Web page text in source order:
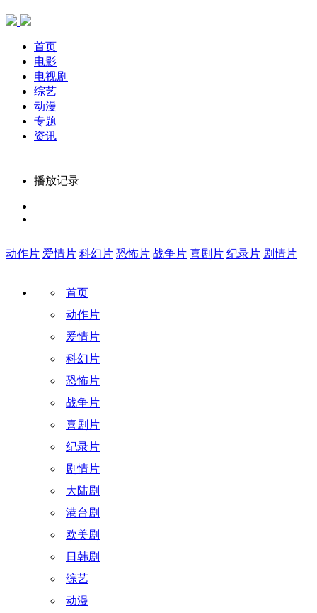
首页
电影
电视剧
综艺
动漫
专题
资讯
播放记录
动作片 爱情片 科幻片 恐怖片 战争片 喜剧片 纪录片 剧情片
首页
动作片
爱情片
科幻片
恐怖片
战争片
喜剧片
纪录片
剧情片
大陆剧
港台剧
欧美剧
日韩剧
综艺
动漫